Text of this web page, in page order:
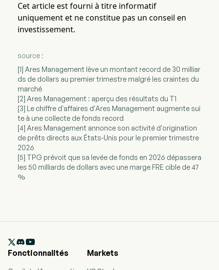
Cet article est fourni à titre informatif
uniquement et ne constitue pas un conseil en
investissement.
source :
[1] Ares Management lève un montant record de 30 milliar
ds de dollars au premier trimestre malgré les craintes du
marché
[2] Ares Management : aperçu des résultats du T1
[3] Le chiffre d'affaires d'Ares Management augmente sui
te à une collecte de fonds record
[4] Ares Management annonce son activité d'origination
de prêts directs aux États-Unis pour le premier trimestre
2026
[5] TPG prévoit que sa levée de fonds en 2026 dépassera
les 50 milliards de dollars avec une marge FRE cible de 47
%

Fonctionnalités
Markets